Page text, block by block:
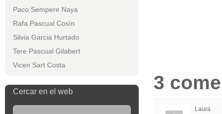
Paco Sempere Naya
Rafa Pascual Cosín
Silvia Garcia Hurtado
Tere Pascual Gilabert
Vicen Sart Costa
Cercar en el web 3
Laura